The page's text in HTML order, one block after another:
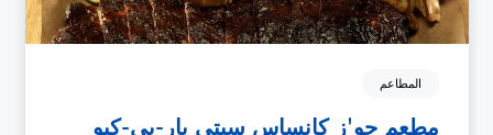
المطاعم
مطعم جو'ز كانساس سيتي بار-بي-كيو